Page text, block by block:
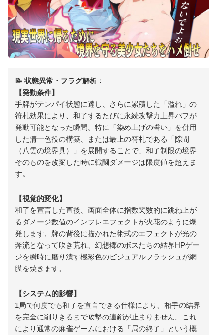
📝 状態異常・フラグ解析：
【発動条件】
手牌がテンパイ状態に達し、さらに累積した「溢れ」の
符札効果により、和了するたびに永続攻撃力上昇バフが
発動可能となった瞬間。特に「染め上げの誓い」を併用
した清一色役の構築、または最上の符札である「隙間
（八雲の境界具）」を展開することで、和了制限の境界
そのものを改変した時に戦闘ダメージは限度値を超えま
す。
【視覚的変化】
和了を宣言した直後、画面全体に指数関数的に跳ね上が
るダメージ数値のインフレエフェクトが火花のように爆
発します。牌の背後に描かれた術式のエフェクトが光の
奔流となって吹き荒れ、幻想郷のボスたちの結界HPゲー
ジを瞬時に磨り潰す極彩色のビジュアルフラッシュが網
膜を焼きます。
【システム的影響】
1局で何度でも和了を宣言できる仕様により、相手の結界
を完全に削りきるまで攻撃の連鎖が止まりません。これ
により通常の麻雀ゲームにおける「局の終了」という概